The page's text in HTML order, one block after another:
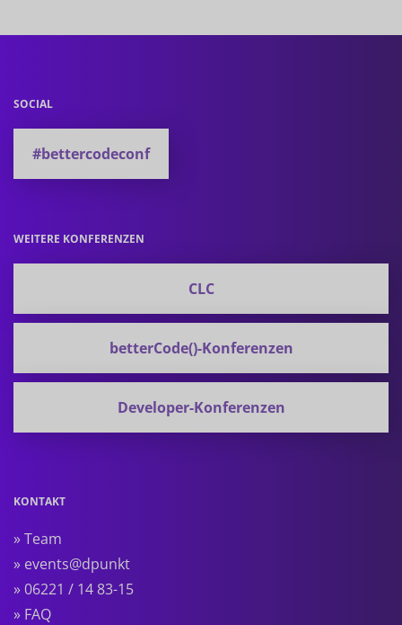
SOCIAL
#bettercodeconf
WEITERE KONFERENZEN
CLC
betterCode()-Konferenzen
Developer-Konferenzen
KONTAKT
» Team
» events@dpunkt
» 06221 / 14 83-15
» FAQ